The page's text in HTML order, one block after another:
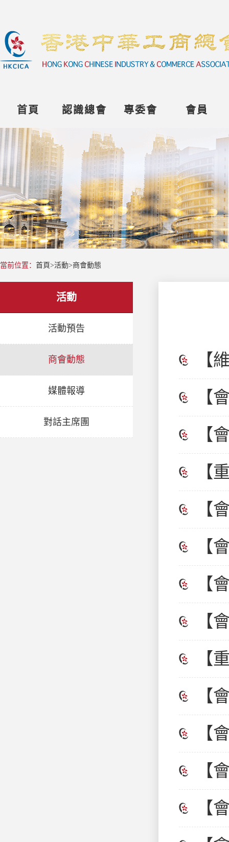
首頁 認識總會 專委會 會員
當前位置： 首頁>活動>商會動態
活動
活動預告
商會動態
媒體報導
對話主席團
【
特
會
【
手
【
電
【
同
技
【
孔
【
業
忘
【
會
【
青
【
青
聯
【
開
【
發
【
開
【